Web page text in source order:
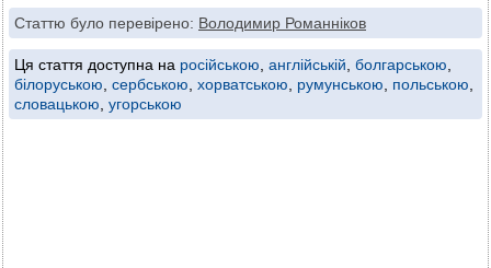
Статтю було перевірено: Володимир Романніков
Ця стаття доступна на російською англійській болгарською
білоруською сербською хорватською румунською польською
словацькою угорською